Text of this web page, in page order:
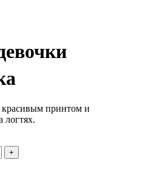
принтом и
логтях.
+